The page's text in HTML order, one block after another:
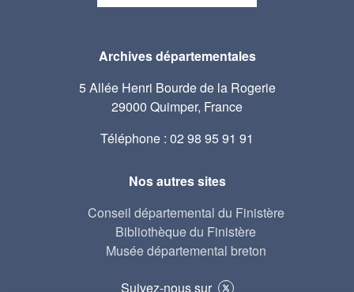
Archives départementales
5 Allée Henri Bourde de la Rogerie
29000 Quimper, France
Téléphone : 02 98 95 91 91
Nos autres sites
Conseil départemental du Finistère
Bibliothèque du Finistère
Musée départemental breton
Suivez-nous sur